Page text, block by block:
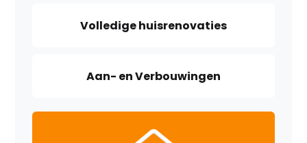
Volledige huisrenovaties
Aan- en Verbouwingen